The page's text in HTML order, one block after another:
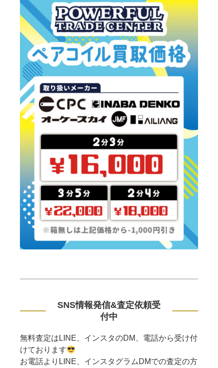
SNS情報発信&査定依頼受
付中
無料査定はLINE、インスタのDM、電話から受け付
けております
お電話よりLINE、インスタグラムDMでの査定の方